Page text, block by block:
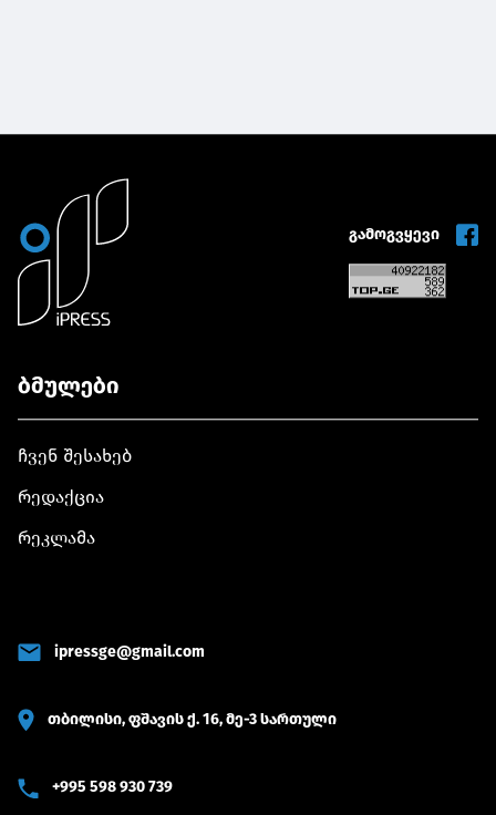
გამოგვყევი
ბმულები
ჩვენ შესახებ
რედაქცია
რეკლამა
ipressge@gmail.com
თბილისი, ფშავის ქ. 16, მე-3 სართული
+995 598 930 739